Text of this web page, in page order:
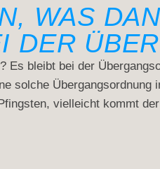
WAS
DER
Es bleibt bei der
solche
vielleicht kommt